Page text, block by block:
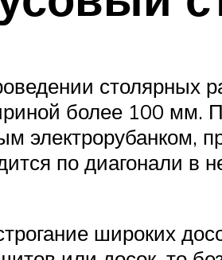
столярных
более 100 мм.
электрорубанком,
по диагонали
широких